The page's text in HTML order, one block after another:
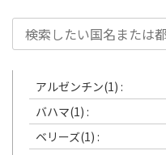
アルゼンチン(1) :
バハマ(1) :
ベリーズ(1) :